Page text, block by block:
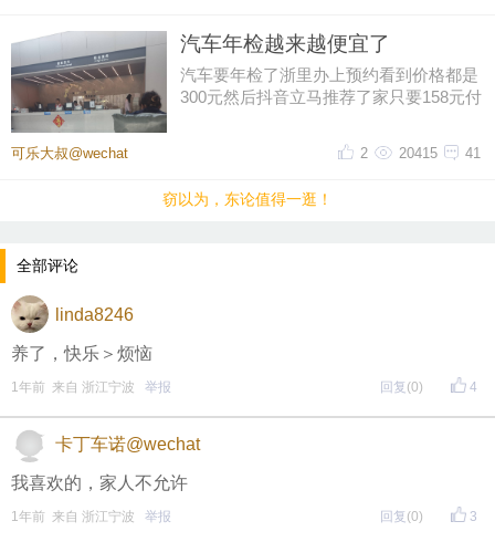
提示：回复之后就能看到红包，点击下方“开”即可领
晚8点红包规则看这里
• 福利时间
每晚20:00准时开始！
红包帖分享此帖至朋友圈或好友，有机会获得更多红
包。
• 参与方式
一、评论主题内容即可领取红包！
汽车年检越来越便宜了
汽车要年检了浙里办上预约看到价格都是
300元然后抖音立马推荐了家只要158元付
可乐大叔@wechat 41
20415
2
窃以为，东论值得一逛！
全部评论
linda8246
养了，快乐＞烦恼
4
1年前 来自 浙江宁波 举报 回复 (0)
卡丁车诺@wechat
我喜欢的，家人不允许
3
1年前 来自 浙江宁波 举报 回复 (0)